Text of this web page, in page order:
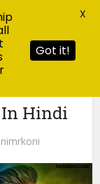
Got it!
X